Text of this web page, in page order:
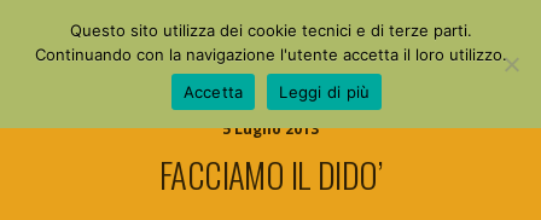
La Mia Maestra
5 Luglio 2013
FACCIAMO IL DIDO’
Questo sito utilizza dei cookie tecnici e di terze parti.
Continuando con la navigazione l'utente accetta il loro utilizzo.
Accetta
Leggi di più